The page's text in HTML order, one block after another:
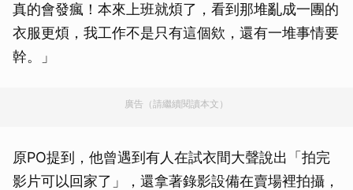
真的會發瘋！本來上班就煩了，看到那堆亂成一團的
衣服更煩，我工作不是只有這個欸，還有一堆事情要
幹。」
廣告（請繼續閱讀本文）
原PO提到，他曾遇到有人在試衣間大聲說出「拍完
影片可以回家了」，還拿著錄影設備在賣場裡拍攝，